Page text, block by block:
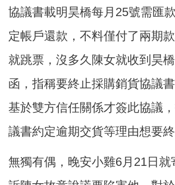
協議書載明昊橋每月25號需匯
定帳戶還款，不料僅付了兩期
就跳票，沒多久陳女就收到昊
函，指稱要終止採購銷貨協議
基於雙方信任關係才簽此協議
議書約定逾期交貨等理由想要終
無獨有偶，晚安小雞6月21日就